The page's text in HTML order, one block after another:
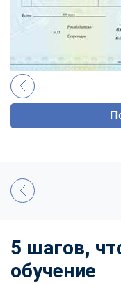
5 шагов,
обучение